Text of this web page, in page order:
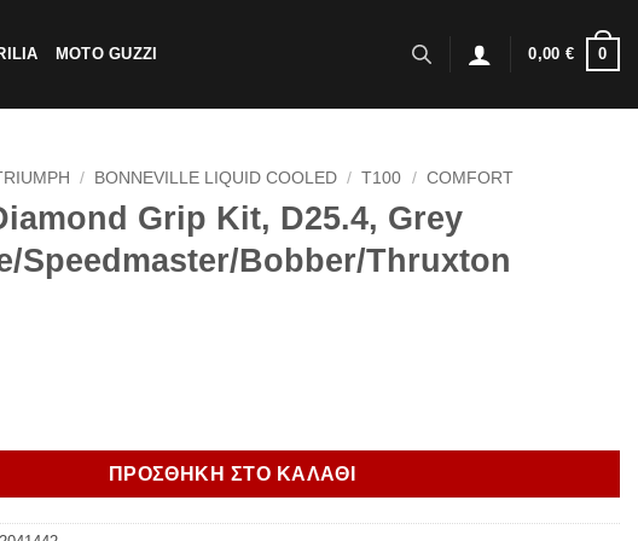
MOTO GUZZI 0,00 € 0
/ BONNEVILLE LIQUID COOLED / T100 / COMFORT
Grip Kit, D25.4, Grey
Speedmaster/Bobber/Thruxton
Kit, D25.4, Grey Bonneville/Speedmaster/Bobber/Thruxton ποσότητα
ΠΡΟΣΘΗΚΗ ΣΤΟ ΚΑΛΑΘΙ